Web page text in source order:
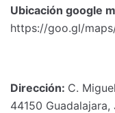
Ubicación google
https://goo.gl/
Dirección: C.
44150 Guadalajara,